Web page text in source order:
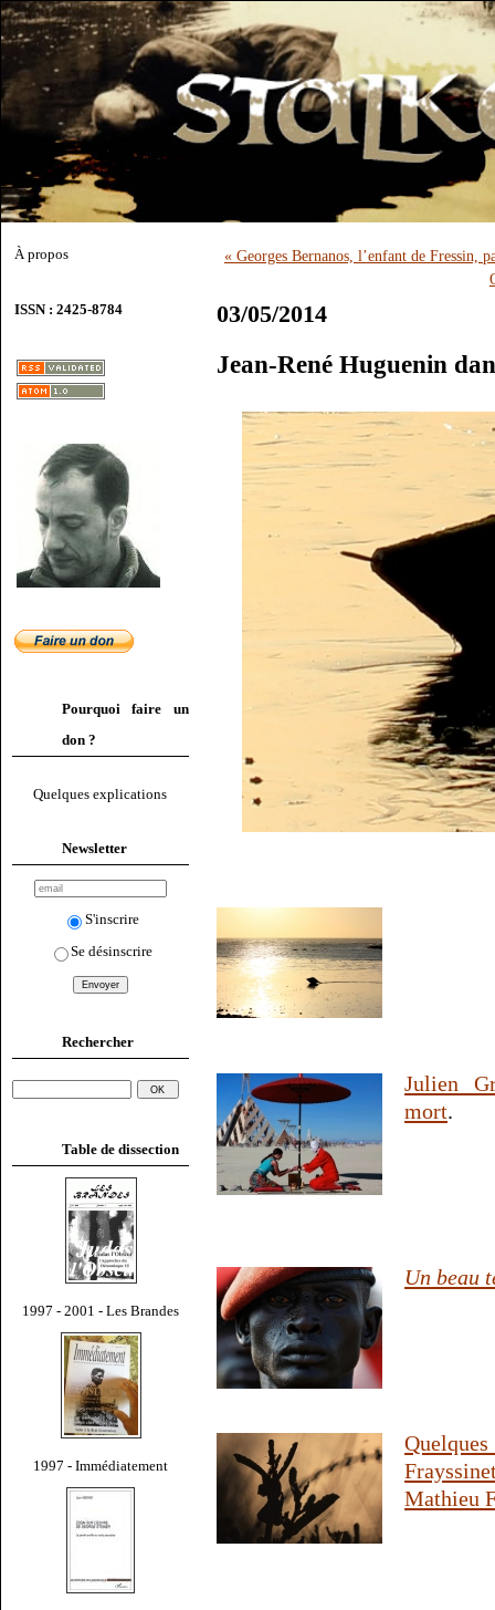
À propos
ISSN : 2425-8784
Pourquoi faire un
don ?
Quelques explications
Newsletter
S'inscrire
Se désinscrire
Rechercher
Table de dissection
1997 - 2001 - Les Brandes
1997 - Immédiatement
« Georges Bernanos, l’enfant de Fressin,
03/05/2014
Jean-René Huguenin
Julien
mort.
Un beau
Mathieu